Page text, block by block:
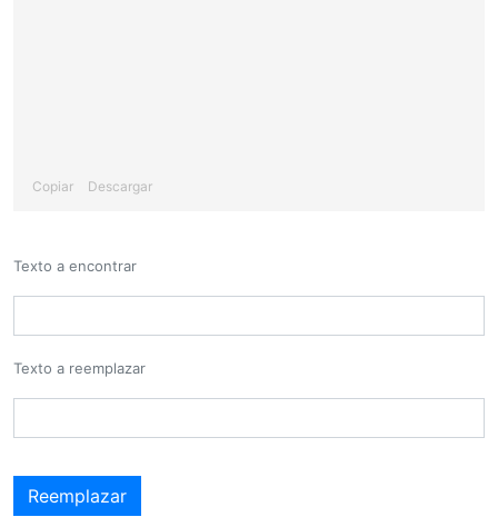
Copiar Descargar
Texto a encontrar
Texto a reemplazar
Reemplazar